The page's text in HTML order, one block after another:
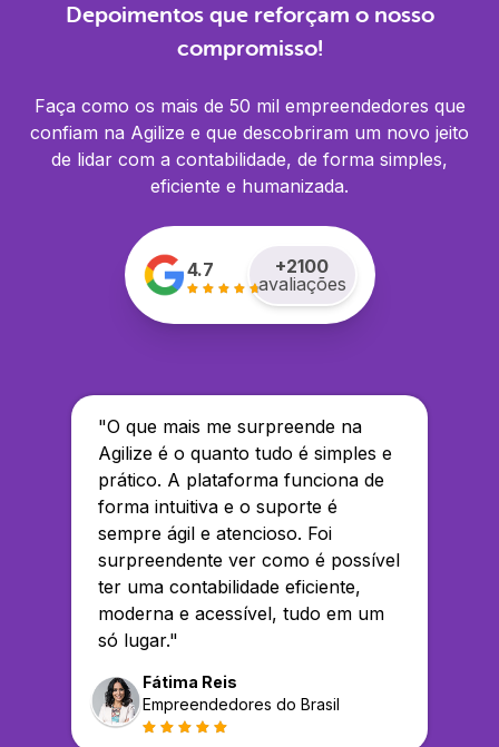
Depoimentos que reforçam o nosso
compromisso!
Faça como os mais de 50 mil empreendedores que
confiam na Agilize e que descobriram um novo jeito
de lidar com a contabilidade, de forma simples,
eficiente e humanizada.
4.7 +2100
avaliações
"O que mais me surpreende na
Agilize é o quanto tudo é simples e
prático. A plataforma funciona de
forma intuitiva e o suporte é
sempre ágil e atencioso. Foi
surpreendente ver como é possível
ter uma contabilidade eficiente,
moderna e acessível, tudo em um
só lugar."
Fátima Reis
Empreendedores do Brasil